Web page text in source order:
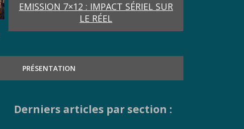
EMISSION 7×12 : IMPACT SÉRIEL SUR
LE RÉEL
PRÉSENTATION
Derniers articles par section :